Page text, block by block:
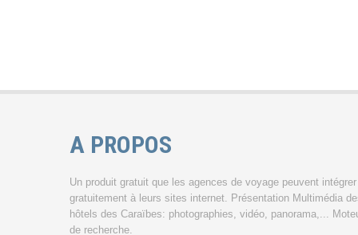
A PROPOS
Un produit gratuit que les agences de voyage peuvent intégrer
gratuitement à leurs sites internet. Présentation Multimédia
hôtels des Caraïbes: photographies, vidéo, panorama,...
de recherche.